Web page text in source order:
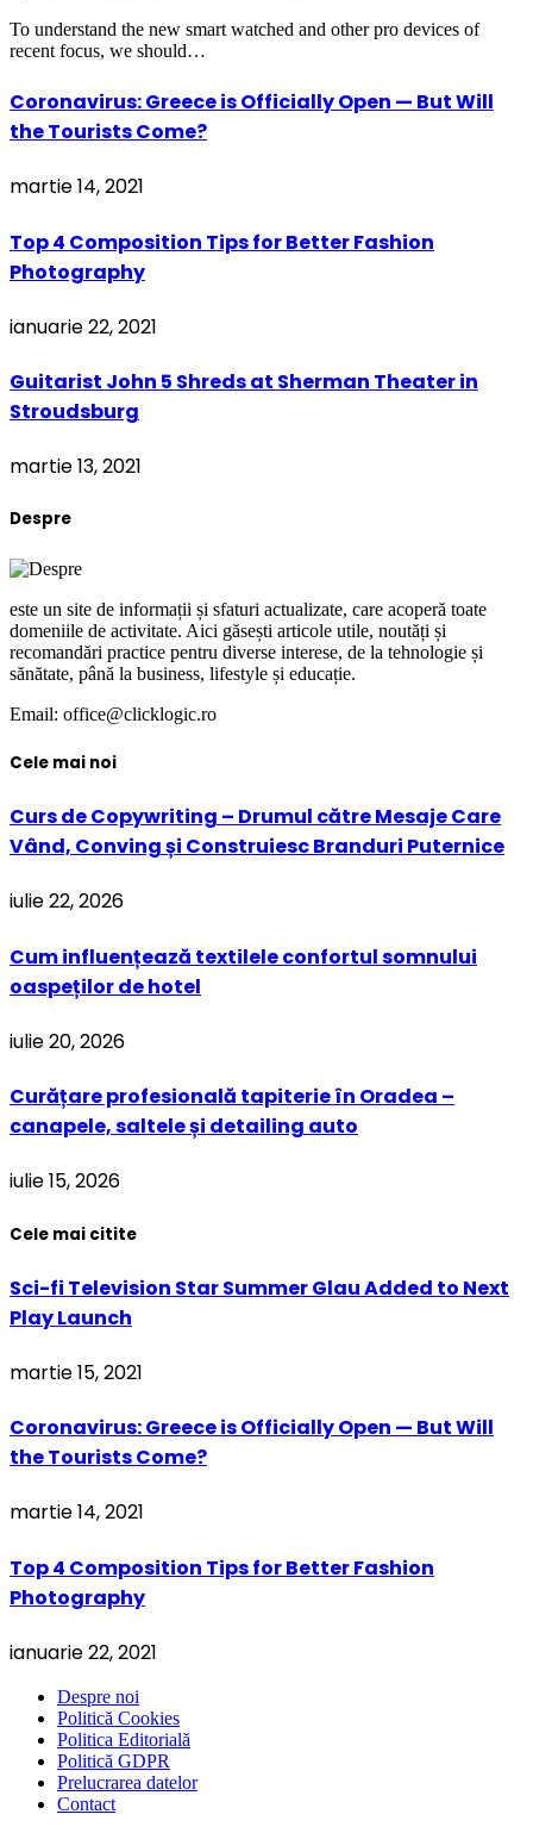
To understand the new smart watched and other pro devices of
recent focus, we should…
Coronavirus: Greece is Officially Open — But Will
the Tourists Come?
martie 14, 2021
Top 4 Composition Tips for Better Fashion
Photography
ianuarie 22, 2021
Guitarist John 5 Shreds at Sherman Theater in
Stroudsburg
martie 13, 2021
Despre
este un site de informații și sfaturi actualizate, care acoperă toate
domeniile de activitate. Aici găsești articole utile, noutăți și
recomandări practice pentru diverse interese, de la tehnologie și
sănătate, până la business, lifestyle și educație.
Email: office@clicklogic.ro
Cele mai noi
Curs de Copywriting – Drumul către Mesaje Care
Vând, Conving și Construiesc Branduri Puternice
iulie 22, 2026
Cum influențează textilele confortul somnului
oaspeților de hotel
iulie 20, 2026
Curățare profesională tapiterie în Oradea –
canapele, saltele și detailing auto
iulie 15, 2026
Cele mai citite
Sci-fi Television Star Summer Glau Added to Next
Play Launch
martie 15, 2021
Coronavirus: Greece is Officially Open — But Will
the Tourists Come?
martie 14, 2021
Top 4 Composition Tips for Better Fashion
Photography
ianuarie 22, 2021
Despre noi
Politică Cookies
Politica Editorială
Politică GDPR
Prelucrarea datelor
Contact